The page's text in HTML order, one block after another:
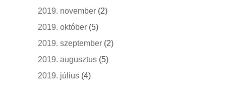
2019. november(2)
2019. október(5)
2019. szeptember(2)
2019. augusztus(5)
2019. július(4)